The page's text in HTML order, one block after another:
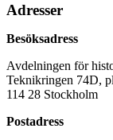
Adresser
Besöksadress
Avdelningen för
Teknikringen 74D,
114 28 Stockholm
Postadress